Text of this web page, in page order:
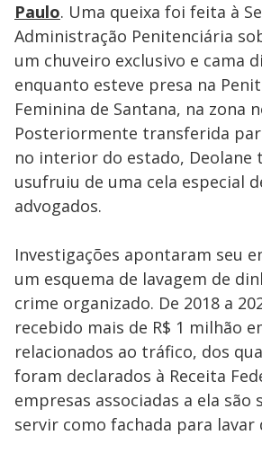
Paulo. Uma queixa foi feita à
Administração Penitenciária
um chuveiro exclusivo e cama
enquanto esteve presa na
Feminina de Santana, na zona
Posteriormente transferida
no interior do estado, Deolane
usufruiu de uma cela especial
advogados.
Investigações apontaram seu
um esquema de lavagem de
crime organizado. De 2018 a
recebido mais de R$ 1 milhão
relacionados ao tráfico, dos
foram declarados à Receita
empresas associadas a ela são
servir como fachada para lavar